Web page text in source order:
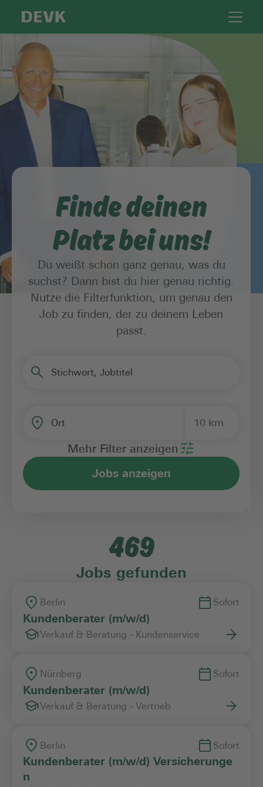
Finde deinen
Platz bei uns!
Du weißt schon ganz genau, was du
suchst? Dann bist du hier genau richtig.
Nutze die Filterfunktion, um genau den
Job zu finden, der zu deinem Leben
passt.
Stichwort, Jobtitel
Ort 10 km
Vertragsart
Mehr Filter anzeigen
Jobs anzeigen
469
Jobs gefunden
Berlin Sofort
Kundenberater (m/w/d)
Verkauf & Beratung - Kundenservice
Nürnberg Sofort
Kundenberater (m/w/d)
Verkauf & Beratung - Vertrieb
Berlin Sofort
Kundenberater (m/w/d) Versicherunge
n